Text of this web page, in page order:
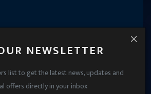
NEWSLETTER
list to get the latest news, updates and
offers directly in your inbox